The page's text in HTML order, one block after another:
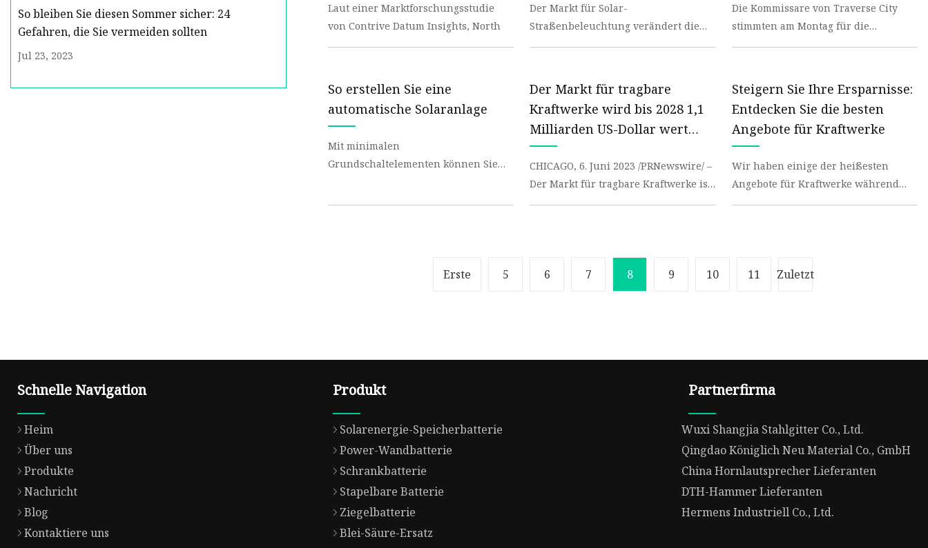
So bleiben Sie diesen Sommer sicher: 24
Gefahren, die Sie vermeiden sollten
Jul 23, 2023
einer jährlichen
Wachstumsrate von 11,4 %
wachsen
Laut einer Marktforschungsstudie
von Contrive Datum Insights, North
jährliche Wachstumsrate von
14,10 % erreichen
Der Markt für Solar-
Straßenbeleuchtung verändert die
Trends im Jahr 2023 durch geringen
Die Kommissare von Traverse City
stimmten am Montag für die
Genehmigung des Stadthaushalts
So erstellen Sie eine
automatische Solaranlage
Mit minimalen
Grundschaltelementen können Sie
Der Markt für tragbare
Kraftwerke wird bis 2028 1,1
Milliarden US-Dollar wert
sein
CHICAGO, 6. Juni 2023 /PRNewswire/ –
Der Markt für tragbare Kraftwerke ist
geplant
Steigern Sie Ihre Ersparnisse:
Entdecken Sie die besten
Angebote für Kraftwerke
Wir haben einige der heißesten
Angebote für Kraftwerke während
der Hurrikansaison gefunden
Erste 5 6 7 8 9 10 11 Zuletzt
Schnelle Navigation
Heim
Über uns
Produkte
Nachricht
Blog
Kontaktiere uns
Produkt
Solarenergie-Speicherbatterie
Power-Wandbatterie
Schrankbatterie
Stapelbare Batterie
Ziegelbatterie
Blei-Säure-Ersatz
Partnerfirma
Wuxi Shangjia Stahlgitter Co., Ltd.
Qingdao Königlich Neu Material Co., GmbH
China Hornlautsprecher Lieferanten
DTH-Hammer Lieferanten
Hermens Industriell Co., Ltd.